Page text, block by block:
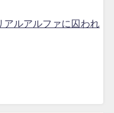
アルアルファに囚われ